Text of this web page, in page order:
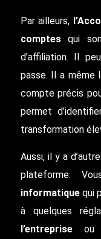
Par ailleurs,
comptesqui
d’affiliation. Il
passe. Il a même
compte précis
permet
transformation
Aussi, il y a
plateforme.
informatiquequi
à quelques
l’entrepriseou